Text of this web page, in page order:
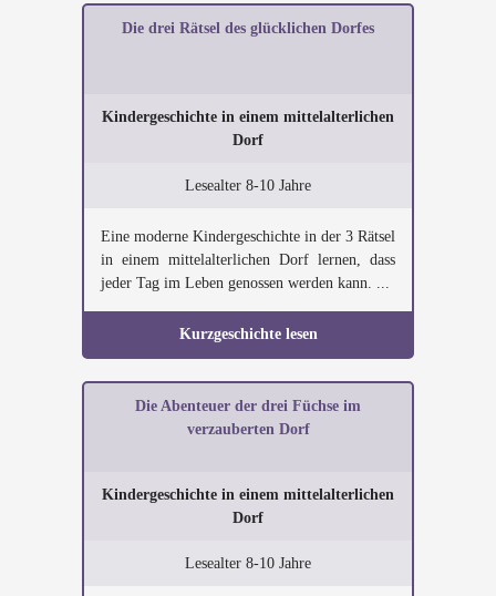
Die drei Rätsel des glücklichen Dorfes
Kindergeschichte in einem mittelalterlichen
Dorf
Lesealter 8-10 Jahre
Eine moderne Kindergeschichte in der 3 Rätsel
in einem mittelalterlichen Dorf lernen, dass
jeder Tag im Leben genossen werden kann. ...
Kurzgeschichte lesen
Die Abenteuer der drei Füchse im
verzauberten Dorf
Kindergeschichte in einem mittelalterlichen
Dorf
Lesealter 8-10 Jahre